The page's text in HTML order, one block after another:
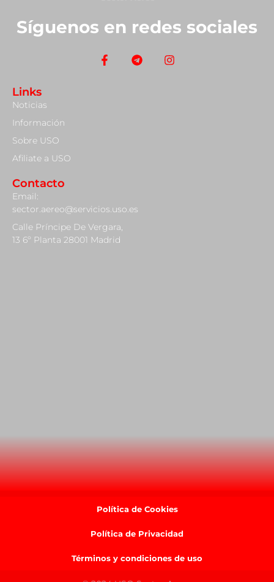
Síguenos en redes sociales
Links
Noticias
Información
Sobre USO
Afiliate a USO
Contacto
Email:
sector.aereo@servicios.uso.es
Calle Príncipe De Vergara,
13 6º Planta 28001 Madrid
Política de Cookies
Política de Privacidad
Términos y condiciones de uso